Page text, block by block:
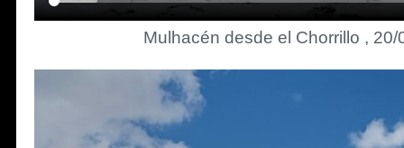
Mulhacén desde el Chorrillo , 20/